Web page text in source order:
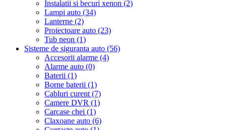
Instalatii si becuri xenon (2)
Lampi auto (34)
Lanterne (2)
Proiectoare auto (23)
Tub neon (1)
Sisteme de siguranta auto (56)
Accesorii alarme (4)
Alarme auto (0)
Baterii (1)
Borne baterii (1)
Cabluri curent (7)
Camere DVR (1)
Carcase chei (1)
Claxoane auto (6)